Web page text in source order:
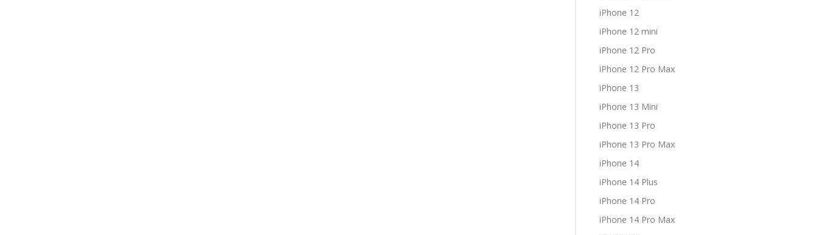
iPhone 12
iPhone 12 mini
iPhone 12 Pro
iPhone 12 Pro Max
iPhone 13
iPhone 13 Mini
iPhone 13 Pro
iPhone 13 Pro Max
iPhone 14
iPhone 14 Plus
iPhone 14 Pro
iPhone 14 Pro Max